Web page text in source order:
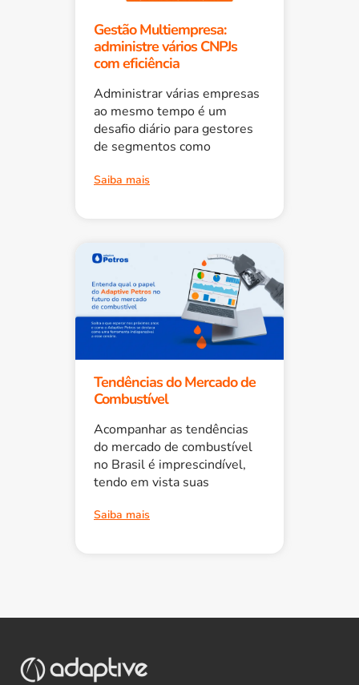
Gestão Multiempresa:
administre vários CNPJs
com eficiência
Administrar várias empresas
ao mesmo tempo é um
desafio diário para gestores
de segmentos como
Saiba mais
Tendências do Mercado de
Combustível
Acompanhar as tendências
do mercado de combustível
no Brasil é imprescindível,
tendo em vista suas
Saiba mais